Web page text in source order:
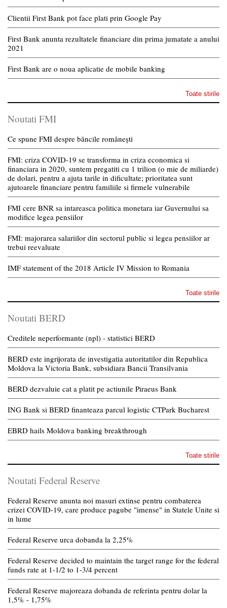
Clientii First Bank pot face plati prin Google Pay
First Bank anunta rezultatele financiare din prima jumatate a anului
2021
First Bank are o noua aplicatie de mobile banking
Toate stirile
Noutati FMI
Ce spune FMI despre băncile românești
FMI: criza COVID-19 se transforma in criza economica si
financiara in 2020, suntem pregatiti cu 1 trilion (o mie de miliarde)
de dolari, pentru a ajuta tarile in dificultate; prioritatea sunt
ajutoarele financiare pentru familiile si firmele vulnerabile
FMI cere BNR sa intareasca politica monetara iar Guvernului sa
modifice legea pensiilor
FMI: majorarea salariilor din sectorul public si legea pensiilor ar
trebui reevaluate
IMF statement of the 2018 Article IV Mission to Romania
Toate stirile
Noutati BERD
Creditele neperformante (npl) - statistici BERD
BERD este ingrijorata de investigatia autoritatilor din Republica
Moldova la Victoria Bank, subsidiara Bancii Transilvania
BERD dezvaluie cat a platit pe actiunile Piraeus Bank
ING Bank si BERD finanteaza parcul logistic CTPark Bucharest
EBRD hails Moldova banking breakthrough
Toate stirile
Noutati Federal Reserve
Federal Reserve anunta noi masuri extinse pentru combaterea
crizei COVID-19, care produce pagube "imense" in Statele Unite si
in lume
Federal Reserve urca dobanda la 2,25%
Federal Reserve decided to maintain the target range for the federal
funds rate at 1-1/2 to 1-3/4 percent
Federal Reserve majoreaza dobanda de referinta pentru dolar la
1,5% - 1,75%